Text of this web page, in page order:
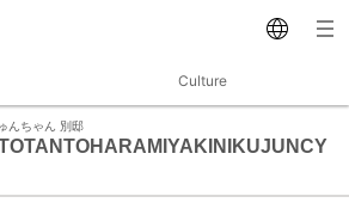
Culture
んちゃん 別邸